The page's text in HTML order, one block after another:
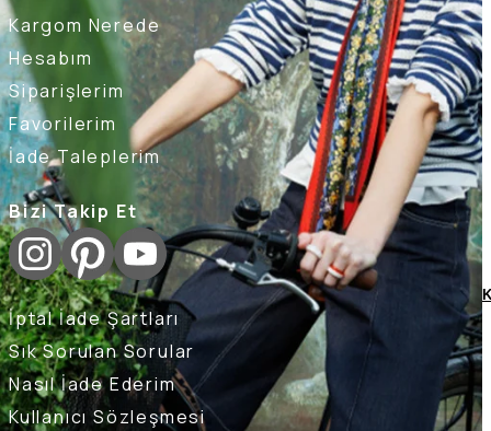
Kargom Nerede
Hesabım
Siparişlerim
Favorilerim
İade Taleplerim
Bizi Takip Et
İptal İade Şartları
Sık Sorulan Sorular
Nasıl İade Ederim
Kullanıcı Sözleşmesi